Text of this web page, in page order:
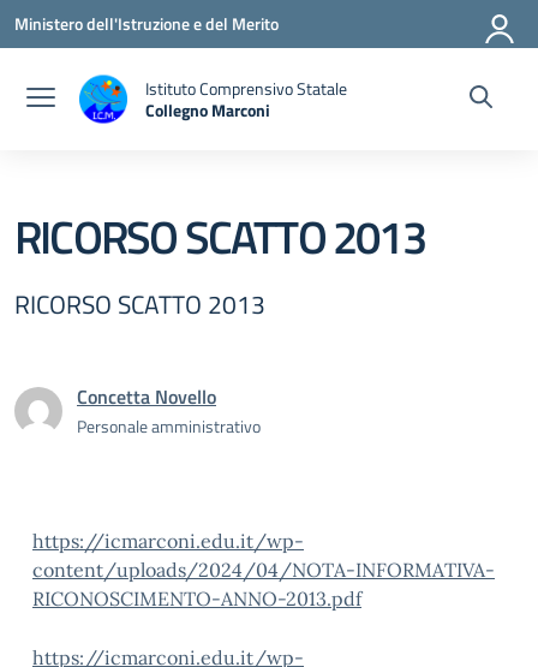
Vai ai contenuti
Vai al menu di navigazione
Vai al footer
Ministero dell'Istruzione e del Merito
Istituto Comprensivo Statale
Collegno Marconi
RICORSO SCATTO 2013
RICORSO SCATTO 2013
Concetta Novello
Personale amministrativo
https://icmarconi.edu.it/wp-
content/uploads/2024/04/NOTA-INFORMATIVA-
RICONOSCIMENTO-ANNO-2013.pdf
https://icmarconi.edu.it/wp-